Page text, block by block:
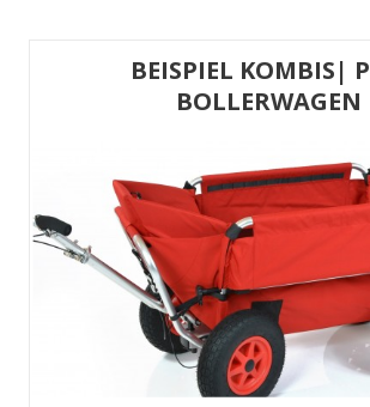
BEISPIEL KOMBIS|
BOLLERWAGEN